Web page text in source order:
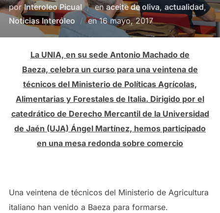
porInteroleo Picual enaceite de oliva, actualidad,
Noticias Interóleo
enPublicado
16 mayo, 2017
La UNIA, en su sede Antonio Machado de
Baeza, celebra un curso para una veintena de
técnicos del Ministerio de Políticas Agrícolas,
Alimentarias y Forestales de Italia. Dirigido por el
catedrático de Derecho Mercantil de la Universidad
de Jaén (UJA) Ángel Martínez, hemos participado
en una mesa redonda sobre comercio
Una veintena de técnicos del Ministerio de Agricultura
italiano han venido a Baeza para formarse.